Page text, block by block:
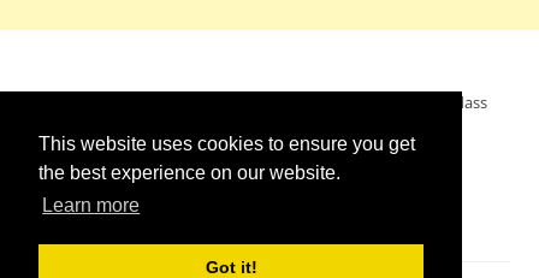
This website uses cookies to ensure you get
the best experience on our website.
Learn more
Got it!
Mein Wunsch: dass alle Menschen ohne Krieg leben dürfen, dass
alle Menschen den Krieg verurteilen und sich von den
Kriegstreibern abwenden. Das wünsche ich mir.